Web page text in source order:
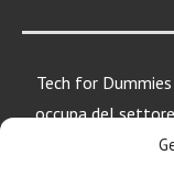
Tech for
occupa del
una particolare